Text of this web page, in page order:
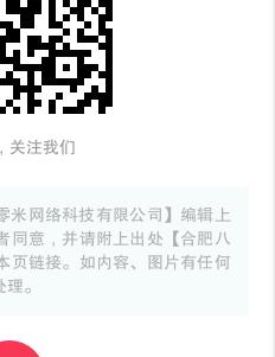
关注我们
米网络科技有限公司】编辑上
同意，并请附上出处【合肥八
页链接。如内容、图片有任何
。